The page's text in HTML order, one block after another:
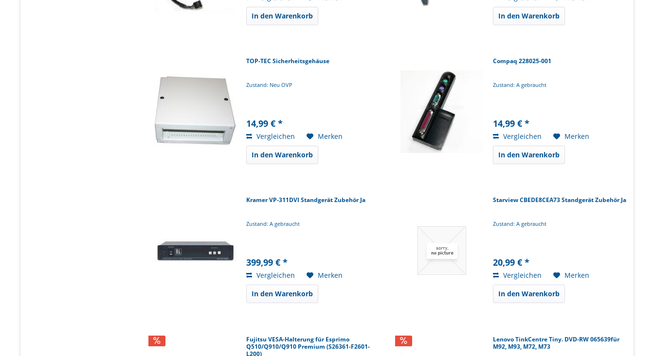
In den Warenkorb
In den Warenkorb
TOP-TEC Sicherheitsgehäuse
Zustand: Neu OVP
14,99 € *
Vergleichen
Merken
In den Warenkorb
Compaq 228025-001
Zustand: A gebraucht
14,99 € *
Vergleichen
Merken
In den Warenkorb
Kramer VP-311DVI Standgerät Zubehör Ja
Zustand: A gebraucht
399,99 € *
Vergleichen
Merken
In den Warenkorb
Starview CBEDE8CEA73 Standgerät Zubehör Ja
Zustand: A gebraucht
20,99 € *
Vergleichen
Merken
In den Warenkorb
Fujitsu VESA-Halterung für Esprimo
Q510/Q910/Q910 Premium (S26361-F2601-
L200)
Lenovo TinkCentre Tiny. DVD-RW 065639für
M92, M93, M72, M73